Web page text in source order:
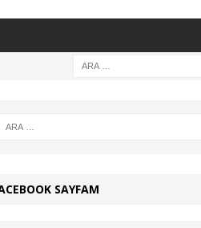
SAYFAM